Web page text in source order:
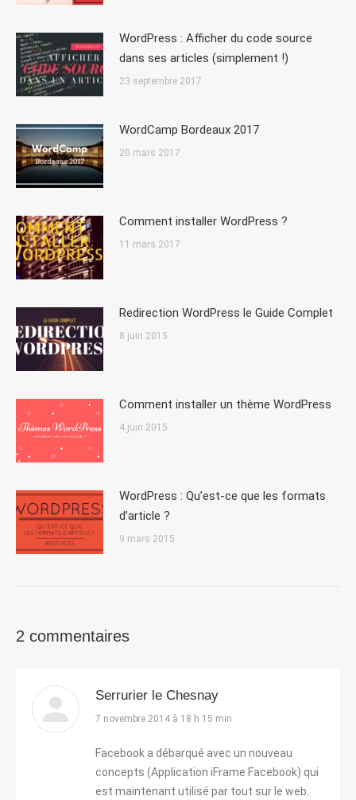
WordPress : Afficher du code source
dans ses articles (simplement !)
23 septembre 2017
WordCamp Bordeaux 2017
20 mars 2017
Comment installer WordPress ?
11 mars 2017
Redirection WordPress le Guide Complet
8 juin 2015
Comment installer un thème WordPress
4 juin 2015
WordPress : Qu’est-ce que les formats
d’article ?
9 mars 2015
2 commentaires
Serrurier le Chesnay
dit
7 novembre 2014 à 18 h 15 min
Facebook a débarqué avec un nouveau
concepts (Application iFrame Facebook) qui
est maintenant utilisé par tout sur le web.